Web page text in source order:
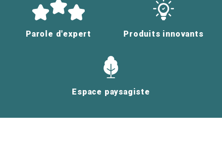
Parole d'expert Produits innovants
Espace paysagiste